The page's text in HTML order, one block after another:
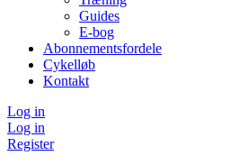
Guides
E-bog
Abonnementsfordele
Cykelløb
Kontakt
Log in
Log in
Register